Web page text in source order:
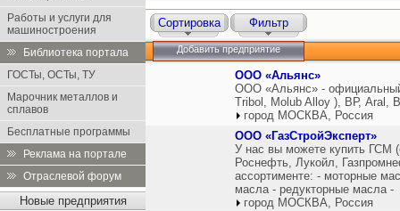
Работы и услуги для
машиностроения
Библиотека портала
ГОСТы, ОСТы, ТУ
Марочник металлов и
сплавов
Бесплатные программы
Реклама на портале
Отраслевой форум
Новые предприятия
Сортировка Фильтр
Добавить предприятие
ООО «Альянс»
ООО «Альянс» -
Tribol, Molub Alloy ), ВР, Aral,
город МОСКВА, Россия
ООО «ГазСтройЭксперт»
У нас вы можете купить ГСМ
Роснефть, Лукойл,
ассортименте: - моторные
масла - редукторные масла -
город МОСКВА, Россия